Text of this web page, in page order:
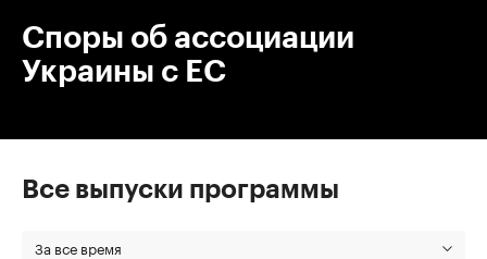
Споры об ассоциации
Украины с ЕС
Все выпуски программы
За все время